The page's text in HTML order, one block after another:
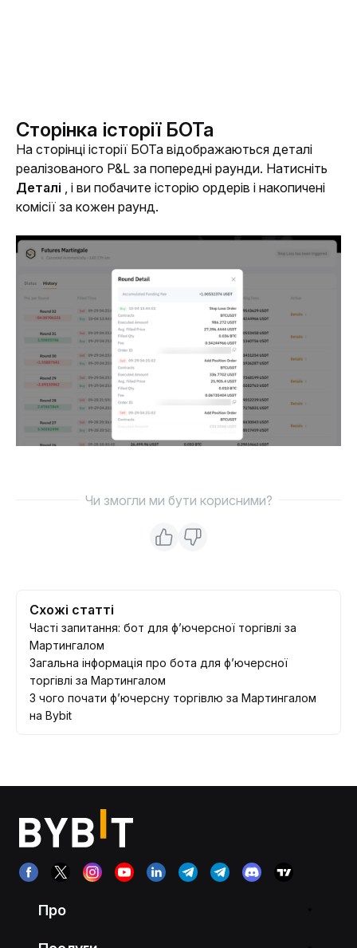
Сторінка історії БОТа
На сторінці історії БОТа відображаються деталі
Деталі
, і ви побачите історію ордерів і накопичені
комісії за кожен раунд.
Чи змогли ми бути корисними?
Схожі статті
Часті запитання: бот для ф’ючерсної торгівлі за
Мартингалом
Загальна інформація про бота для ф’ючерсної
торгівлі за Мартингалом
З чого почати ф’ючерсну торгівлю за Мартингалом
на Bybit
Про